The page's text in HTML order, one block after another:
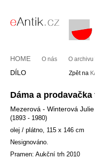
HOME O nás O archivu
DÍLO Zpět na
Dáma a
Mezerová - Winterová Julie
(1893 - 1980)
olej / plátno, 115 x 146 cm
Nesignováno.
Pramen: Aukční trh 2010